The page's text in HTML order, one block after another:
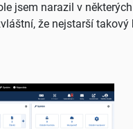
jsem narazil v
že nejstarší